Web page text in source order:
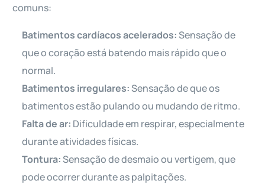
comuns:
Batimentos cardíacos acelerados:Sensação de
que o coração está batendo mais rápido que o
normal.
Batimentos irregulares:Sensação de que os
batimentos estão pulando ou mudando de ritmo.
Falta de ar: Dificuldade em respirar, especialmente
durante atividades físicas.
Tontura:Sensação de desmaio ou vertigem, que
pode ocorrer durante as palpitações.